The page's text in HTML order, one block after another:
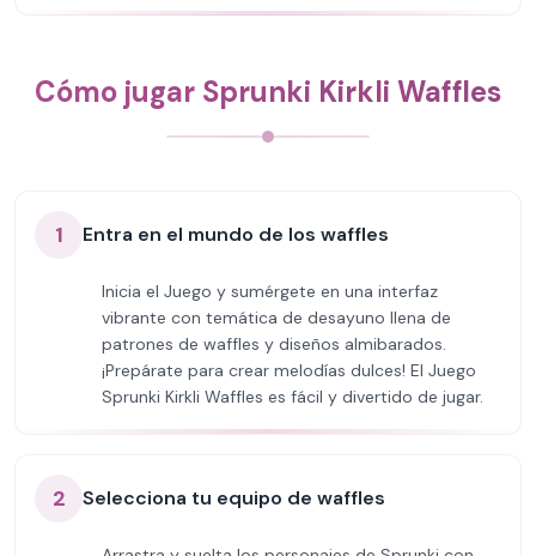
Cómo jugar Sprunki Kirkli Waffles
1 Entra en el mundo de los waffles
Inicia el Juego y sumérgete en una interfaz
vibrante con temática de desayuno llena de
patrones de waffles y diseños almibarados.
¡Prepárate para crear melodías dulces! El Juego
Sprunki Kirkli Waffles es fácil y divertido de jugar.
2 Selecciona tu equipo de waffles